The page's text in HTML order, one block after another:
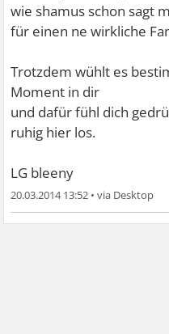
wie shamus schon sagt
für einen ne wirkliche
Trotzdem wühlt es
Moment in dir
und dafür fühl dich
ruhig hier los.
LG bleeny
20.03.2014 13:52 •